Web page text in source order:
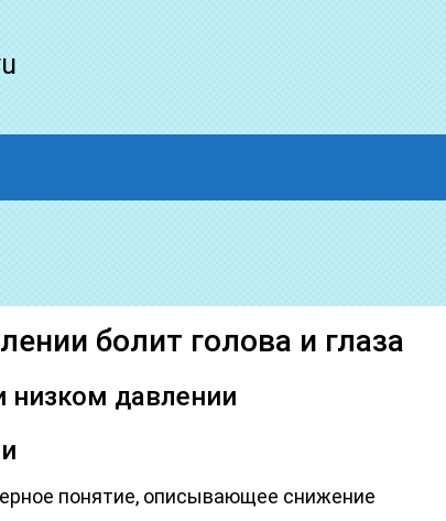
болит голова и глаза
низком давлении
понятие, описывающее снижение